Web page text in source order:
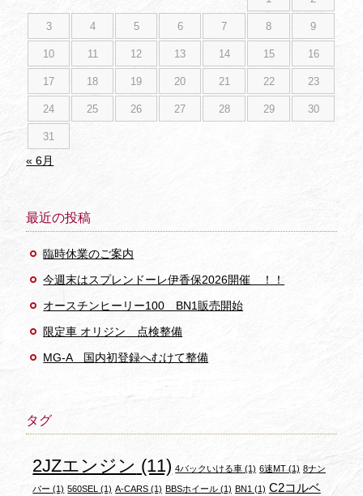
3 4 5 6 7 8 9
10 11 12 13 14 15 16
17 18 19 20 21 22 23
24 25 26 27 28 29 30
31
« 6月
最近の投稿
臨時休業のご案内
今週末はスプレンドーレ伊香保2026開催 ！！
オースチンヒーリー100 BN1販売開始
限定車 オリジン 点検整備
MG-A 国内初登録へむけて整備
タグ
2JZエンジン (11) 4バックいける車 (1) 6速MT(1) 8ナン
バー (1) 560SEL (1) A-CARS (1) BBSホイール(1) BN1 (1) C2コルベ